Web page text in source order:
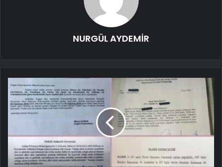
NURGÜL AYDEMİR